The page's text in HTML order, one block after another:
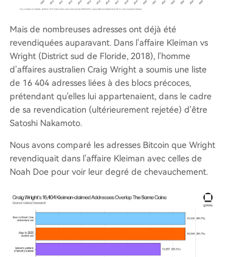
Mais de nombreuses adresses ont déjà été
revendiquées auparavant. Dans l'affaire Kleiman vs
Wright (District sud de Floride, 2018), l'homme
d'affaires australien Craig Wright a soumis une liste
de 16 404 adresses liées à des blocs précoces,
prétendant qu'elles lui appartenaient, dans le cadre
de sa revendication (ultérieurement rejetée) d'être
Satoshi Nakamoto.
Nous avons comparé les adresses Bitcoin que Wright
revendiquait dans l'affaire Kleiman avec celles de
Noah Doe pour voir leur degré de chevauchement.